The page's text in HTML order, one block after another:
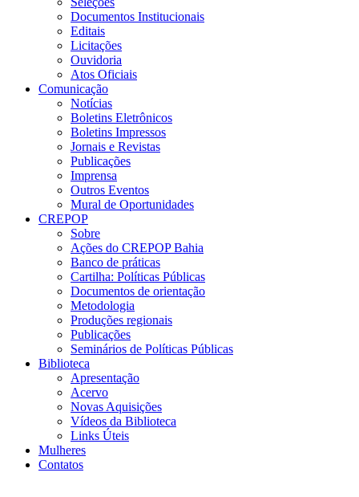
Documentos Institucionais
Editais
Licitações
Ouvidoria
Atos Oficiais
Comunicação
Notícias
Boletins Eletrônicos
Boletins Impressos
Jornais e Revistas
Publicações
Imprensa
Outros Eventos
Mural de Oportunidades
CREPOP
Sobre
Ações do CREPOP Bahia
Banco de práticas
Cartilha: Políticas Públicas
Documentos de orientação
Metodologia
Produções regionais
Publicações
Seminários de Políticas Públicas
Biblioteca
Apresentação
Acervo
Novas Aquisições
Vídeos da Biblioteca
Links Úteis
Mulheres
Contatos